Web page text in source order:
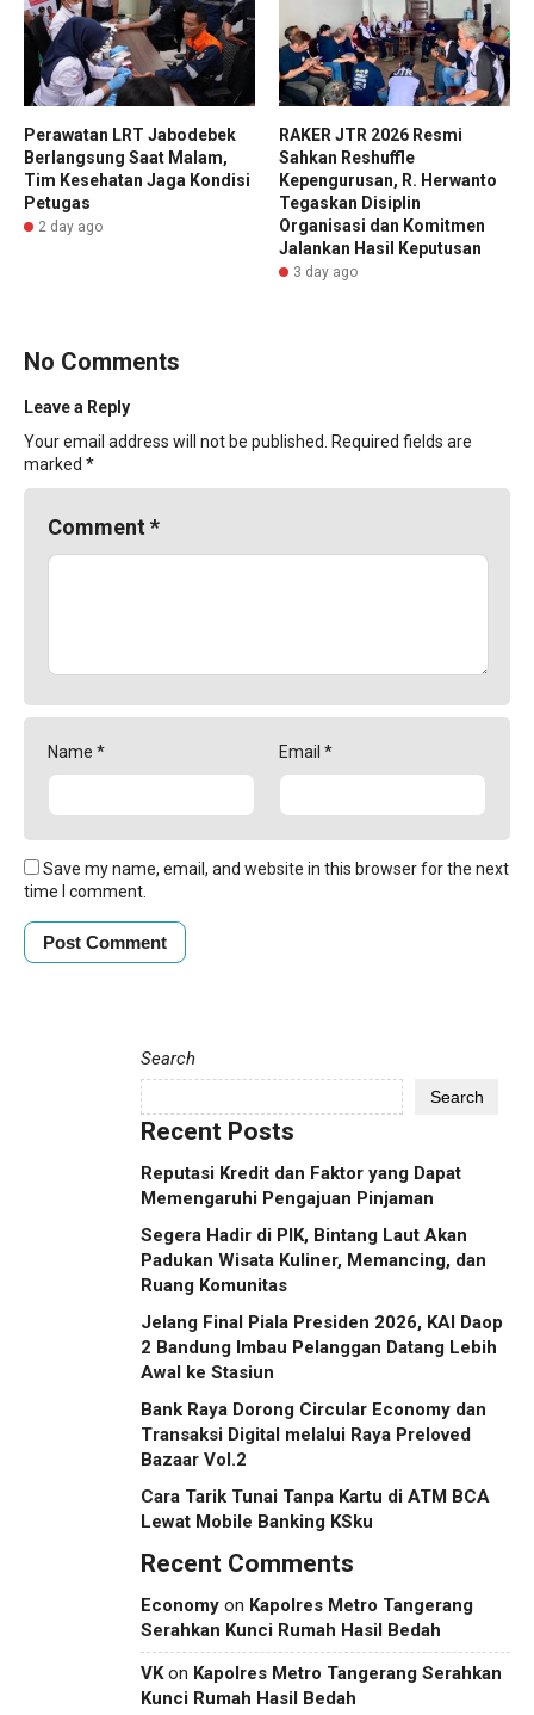
Perawatan LRT Jabodebek
Berlangsung Saat Malam,
Tim Kesehatan Jaga Kondisi
Petugas
2 day ago
RAKER JTR 2026 Resmi
Sahkan Reshuffle
Kepengurusan, R. Herwanto
Tegaskan Disiplin
Organisasi dan Komitmen
Jalankan Hasil Keputusan
3 day ago
No Comments
Leave a Reply
Your email address will not be published.
Required fields are
marked *
Comment *
Name * Email *
Save my name, email, and website in this browser for the next
time I comment.
Search
Search
Recent Posts
Reputasi Kredit dan Faktor yang Dapat
Memengaruhi Pengajuan Pinjaman
Segera Hadir di PIK, Bintang Laut Akan
Padukan Wisata Kuliner, Memancing, dan
Ruang Komunitas
Jelang Final Piala Presiden 2026, KAI Daop
2 Bandung Imbau Pelanggan Datang Lebih
Awal ke Stasiun
Bank Raya Dorong Circular Economy dan
Transaksi Digital melalui Raya Preloved
Bazaar Vol.2
Cara Tarik Tunai Tanpa Kartu di ATM BCA
Lewat Mobile Banking KSku
Recent Comments
Economy on Kapolres Metro Tangerang
Serahkan Kunci Rumah Hasil Bedah
VKon Kapolres Metro Tangerang Serahkan
Kunci Rumah Hasil Bedah